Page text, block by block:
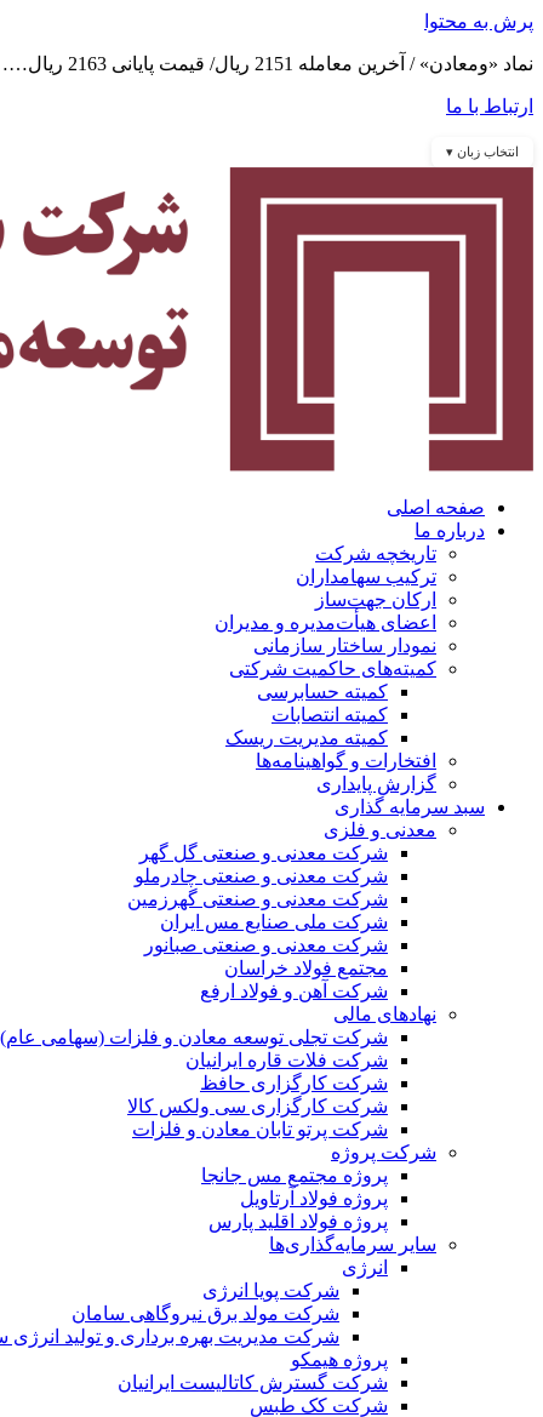
پرش به محتوا
نماد «ومعادن» / آخرین معامله 2151 ریال/ قیمت پایانی 2163 ریال……
ارتباط با ما
انتخاب زبان ▾
صفحه اصلی
درباره ما
تاریخچه شرکت
ترکیب سهامداران
ارکان جهت‌ساز
اعضای هیأت‌مدیره و مدیران
نمودار ساختار سازمانی
کمیته‌های حاکمیت شرکتی
کمیته حسابرسی
کمیته انتصابات
کمیته مدیریت ریسک
افتخارات و گواهینامه‌ها
گزارش پایداری
سبد سرمایه گذاری
معدنی و فلزی
شرکت معدنی و صنعتی گل گهر
شرکت معدنی و صنعتی چادرملو
شرکت معدنی و صنعتی گهرزمین
شرکت ملی صنایع مس ایران
شرکت معدنی و صنعتی صبانور
مجتمع فولاد خراسان
شرکت آهن و فولاد ارفع
نهادهای مالی
شرکت تجلی توسعه معادن و فلزات (سهامی عام)
شرکت فلات قاره ایرانیان
شرکت کارگزاری حافظ
شرکت کارگزاری سی ولکس کالا
شرکت پرتو تابان معادن و فلزات
شرکت پروژه
پروژه مجتمع مس جانجا
پروژه فولاد آرتاویل
پروژه فولاد اقلید پارس
سایر سرمایه‌گذاری‌ها
انرژی
شرکت پویا انرژی
شرکت مولد برق نیروگاهی سامان
شرکت مدیریت بهره برداری و تولید انرژی
پروژه هیمکو
شرکت گسترش کاتالیست ایرانیان
شرکت کک طبس